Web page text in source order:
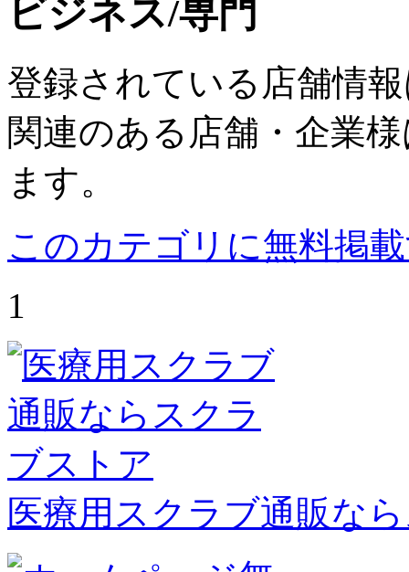
ビジネス/専門
登録されている店舗情
関連のある店舗・企業
ます。
このカテゴリに無料掲
1
医療用スクラブ通販な